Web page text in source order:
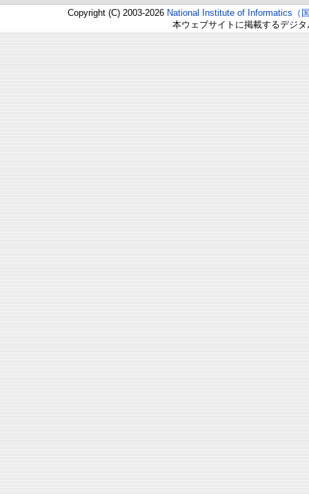
Copyright (C) 2003-2026 National Institute of Informatics（
本ウェブサイトに掲載するデジ